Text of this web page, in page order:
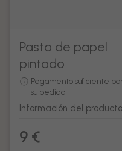
Pasta de papel
pintado
Pegamento suficiente
su pedido
Información del producto
9 €